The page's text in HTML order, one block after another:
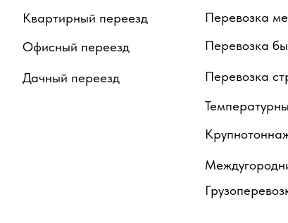
Квартирный переезд
Офисный переезд
Дачный переезд
Перевозка
Перевозка
Перевозка